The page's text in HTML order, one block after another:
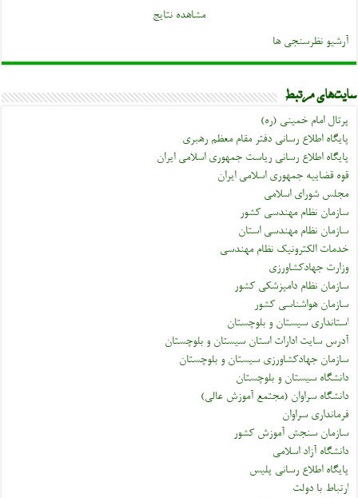
مشاهده نتایج
آرشیو نظرسنجی ها
سایت‌های مرتبط
پرتال امام خمینی (ره)
پایگاه اطلاع رسانی دفتر مقام معظم رهبری
پایگاه اطلاع رسانی ریاست جمهوری اسلامی ایران
قوه قضاییه جمهوری اسلامی ایران
مجلس شورای اسلامی
سازمان نظام مهندسی کشور
سازمان نظام مهندسی استان
خدمات الکترونیک نظام مهندسی
وزارت جهادکشاورزی
سازمان نظام دامپزشکی کشور
سازمان هواشناسی کشور
استانداری سیستان و بلوچستان
آدرس سایت ادارات استان سیستان و بلوچستان
سازمان جهادکشاورزی سیستان و بلوچستان
دانشگاه سیستان و بلوچستان
دانشگاه سراوان (مجتمع آموزش عالی)
فرمانداری سراوان
سازمان سنجش آموزش کشور
دانشگاه آزاد اسلامی
پایگاه اطلاع رسانی پلیس
ارتباط با دولت